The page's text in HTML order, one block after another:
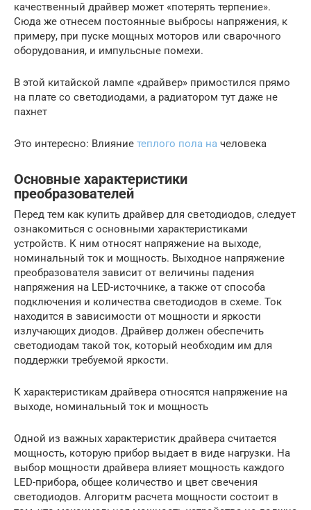
качественный драйвер может «потерять терпение».
Сюда же отнесем постоянные выбросы напряжения, к
примеру, при пуске мощных моторов или сварочного
оборудования, и импульсные помехи.
В этой китайской лампе «драйвер» примостился прямо
на плате со светодиодами, а радиатором тут даже не
пахнет
Это интересно: Влияние теплого пола на человека
Основные характеристики
преобразователей
Перед тем как купить драйвер для светодиодов, следует
ознакомиться с основными характеристиками
устройств. К ним относят напряжение на выходе,
номинальный ток и мощность. Выходное напряжение
преобразователя зависит от величины падения
напряжения на LED-источнике, а также от способа
подключения и количества светодиодов в схеме. Ток
находится в зависимости от мощности и яркости
излучающих диодов. Драйвер должен обеспечить
светодиодам такой ток, который необходим им для
поддержки требуемой яркости.
К характеристикам драйвера относятся напряжение на
выходе, номинальный ток и мощность
Одной из важных характеристик драйвера считается
мощность, которую прибор выдает в виде нагрузки. На
выбор мощности драйвера влияет мощность каждого
LED-прибора, общее количество и цвет свечения
светодиодов. Алгоритм расчета мощности состоит в